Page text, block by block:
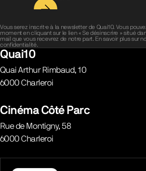
Vous serez inscrit·e à la newsletter de Quai10. Vous
moment en cliquant sur le lien « Se désinscrire » situé
mail que vous recevrez de notre part. En savoir plus sur
confidentialité.
Quai10
Quai Arthur Rimbaud, 10
6000 Charleroi
Cinéma Côté Parc
Rue de Montigny, 58
6000 Charleroi